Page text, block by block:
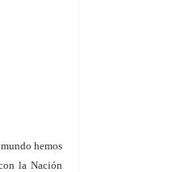
hemos
la Nación